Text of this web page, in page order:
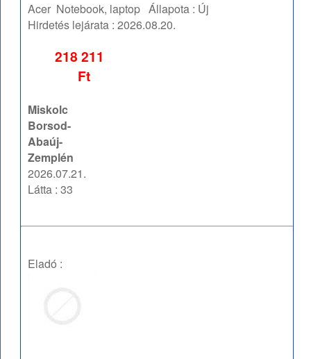
Acer Notebook, laptop Állapota : Új
Hirdetés lejárata :2026.08.20.
218 211
Ft
Miskolc
Borsod-
Abaúj-
Zemplén
2026.07.21.
Látta : 33
Eladó :